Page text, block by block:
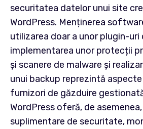
securitatea datelor unui site
WordPress. Menținerea
utilizarea doar a unor plugin-uri
implementarea unor protecții
și scanere de malware și
unui backup reprezintă
furnizori de găzduire
WordPress oferă, de
suplimentare de securitate,